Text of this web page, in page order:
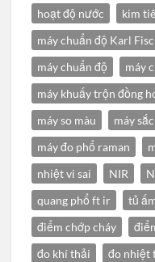
hoạt độ nước
kim
máy chuẩn độ Karl
máy chuẩn độ
máy
máy khuấy trộn đồng
máy so màu
máy
máy đo phổ raman
nhiệt vi sai
NIR
quang phổ ft ir
tủ
điểm chớp cháy
đo khí thải
đo nhiệt